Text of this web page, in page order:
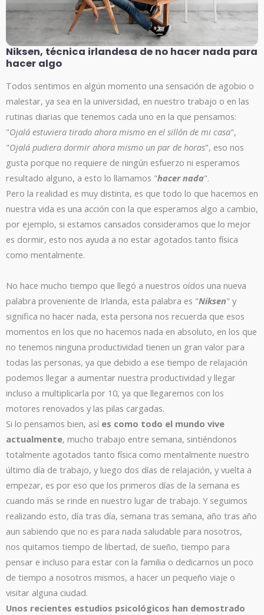
Niksen, técnica irlandesa de no hacer nada para
hacer algo
Todos sentimos en algún momento una sensación de agobio o
malestar, ya sea en la universidad, en nuestro trabajo o en las
rutinas diarias que tenemos cada uno en la que pensamos:
"Ojalá estuviera tirado ahora mismo en el sillón de mi casa",
"Ojalá pudiera dormir ahora mismo un par de horas", eso nos
gusta porque no requiere de ningún esfuerzo ni esperamos
resultado alguno, a esto lo llamamos "hacer nada".
Pero la realidad es muy distinta, es que todo lo que hacemos en
nuestra vida es una acción con la que esperamos algo a cambio,
por ejemplo, si estamos cansados consideramos que lo mejor
es dormir, esto nos ayuda a no estar agotados tanto física
como mentalmente.
No hace mucho tiempo que llegó a nuestros oídos una nueva
palabra proveniente de Irlanda, esta palabra es "Niksen" y
significa no hacer nada, esta persona nos recuerda que esos
momentos en los que no hacemos nada en absoluto, en los que
no tenemos ninguna productividad tienen un gran valor para
todas las personas, ya que debido a ese tiempo de relajación
podemos llegar a aumentar nuestra productividad y llegar
incluso a multiplicarla por 10, ya que llegaremos con los
motores renovados y las pilas cargadas.
Si lo pensamos bien, así es como todo el mundo vive
actualmente, mucho trabajo entre semana, sintiéndonos
totalmente agotados tanto física como mentalmente nuestro
último día de trabajo, y luego dos días de relajación, y vuelta a
empezar, es por eso que los primeros días de la semana es
cuando más se rinde en nuestro lugar de trabajo. Y seguimos
realizando esto, día tras día, semana tras semana, año tras año
aun sabiendo que no es para nada saludable para nosotros,
nos quitamos tiempo de libertad, de sueño, tiempo para
pensar e incluso para estar con la familia o dedicarnos un poco
de tiempo a nosotros mismos, a hacer un pequeño viaje o
visitar alguna ciudad.
Unos recientes estudios psicológicos han demostrado